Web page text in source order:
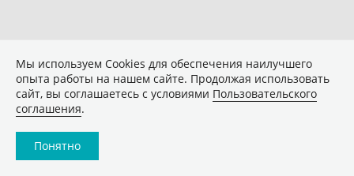
Мы используем Сookies для обеспечения наилучшего
опыта работы на нашем сайте. Продолжая использовать
сайт, вы соглашаетесь с условиями Пользовательского
соглашения.
Понятно